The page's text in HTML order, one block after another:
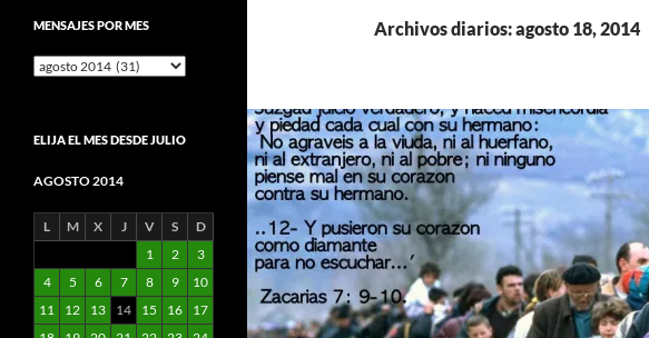
Archivos diarios: agosto 18, 2014
MENSAJES POR MES
Mensajes
ELIJA EL MES DESDE JULIO
AGOSTO 2014
L M X J V S
D
1
2
3
4
5 6 7 8 9
10
11
12 13 14 15 16
17